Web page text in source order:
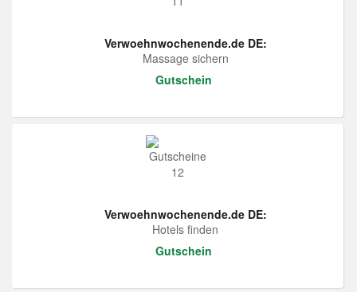
Verwoehnwochenende.de DE:
Massage sichern
Gutschein
Verwoehnwochenende.de DE:
Hotels finden
Gutschein